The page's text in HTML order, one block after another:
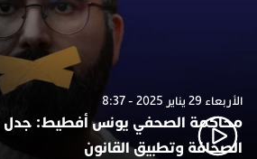
الأربعاء 29 يناير 2025 - 8:37
محاكمة الصحفي يونس أفطيط: جدل
الصحافة وتطبيق القانون